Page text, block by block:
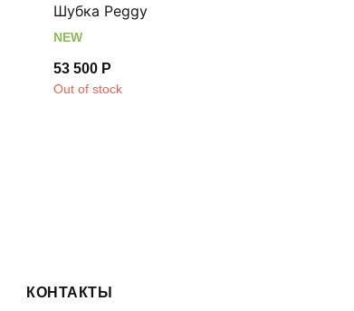
Шубка Peggy
NEW
53 500 Р
Out of stock
КОНТАКТЫ